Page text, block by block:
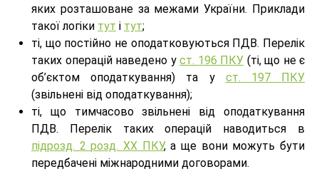
яких розташоване за межами України. Приклади
такої логіки тут і тут;
ті, що постійно не оподатковуються ПДВ. Перелік
таких операцій наведено у ст. 196 ПКУ (ті, що не є
об’єктом оподаткування) та у ст. 197 ПКУ
(звільнені від оподаткування);
ті, що тимчасово звільнені від оподаткування
ПДВ. Перелік таких операцій наводиться в
підрозд. 2 розд. ХХ ПКУ, а ще вони можуть бути
передбачені міжнародними договорами.